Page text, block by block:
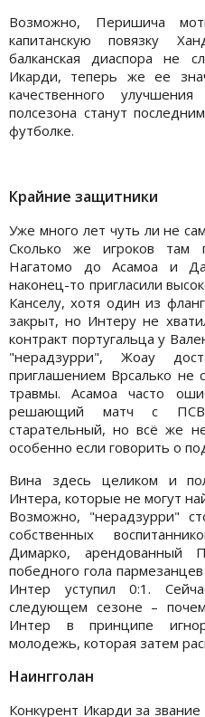
Возможно, Перишича
капитанскую повязку
балканская диаспора не
Икарди, теперь же ее
качественного
полсезона станут
футболке.
Крайние защитники
Уже много лет чуть ли не
Сколько же игроков там
Нагатомо до Асамоа и
наконец-то пригласили
Канселу, хотя один из
закрыт, но Интеру не
контракт португальца у
"нерадзурри", Жоау
приглашением Врсалько не
травмы. Асамоа часто
решающий матч с
старательный, но всё же
особенно если говорить о
Вина здесь целиком и
Интера, которые не могут
Возможно, "нерадзурри"
собственных
Димарко, арендованный
победного гола
Интер уступил 0:1.
следующем сезоне –
Интер в принципе
молодежь, которая затем
Наингголан
Конкурент Икарди за звание